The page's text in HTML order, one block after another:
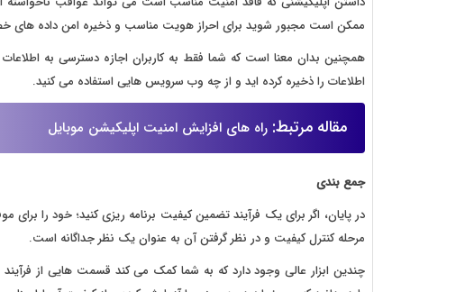
ممکن است مجبور شوید برای احراز هویت مناسب و ذخیره امن داده های
همچنین بدان معنا است که شما فقط به کاربران اجازه دسترسی به
اطلاعات را ذخیره کرده اید و از چه وب سرویس هایی استفاده می کنید.
مقاله مرتبط: راه های افزایش امنیت اپلیکیشن موبایل
جمع بندی
در پایان، اگر برای یک فرآیند تضمین کیفیت برنامه ریزی کنید؛ خود را
مرحله کنترل کیفیت و در نظر گرفتن آن به عنوان یک نظر جداگانه است.
چندین ابزار عالی وجود دارد که به شما کمک می کند قسمت هایی از فرآیند